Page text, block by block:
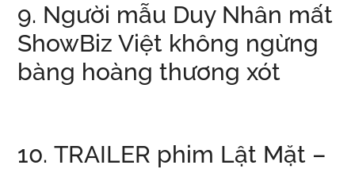
9. Người mẫu Duy Nhân mất
ShowBiz Việt không ngừng
bàng hoàng thương xót
10. TRAILER phim Lật Mặt –